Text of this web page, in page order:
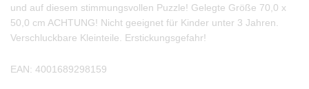
und auf diesem stimmungsvollen Puzzle! Gelegte Größe 70,0 x
50,0 cm ACHTUNG! Nicht geeignet für Kinder unter 3 Jahren.
Verschluckbare Kleinteile. Erstickungsgefahr!
EAN: 4001689298159